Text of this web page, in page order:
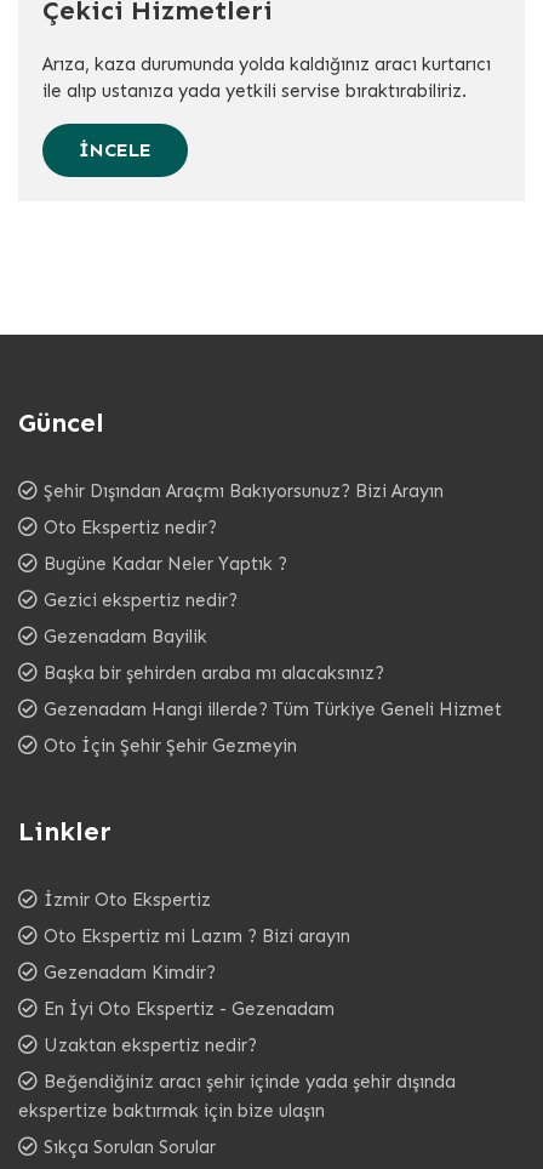
Çekici Hizmetleri
Arıza, kaza durumunda yolda kaldığınız aracı kurtarıcı
ile alıp ustanıza yada yetkili servise bıraktırabiliriz.
İNCELE
Güncel
Şehir Dışından Araçmı Bakıyorsunuz? Bizi Arayın
Oto Ekspertiz nedir?
Bugüne Kadar Neler Yaptık ?
Gezici ekspertiz nedir?
Gezenadam Bayilik
Başka bir şehirden araba mı alacaksınız?
Gezenadam Hangi illerde? Tüm Türkiye Geneli Hizmet
Oto İçin Şehir Şehir Gezmeyin
Linkler
İzmir Oto Ekspertiz
Oto Ekspertiz mi Lazım ? Bizi arayın
Gezenadam Kimdir?
En İyi Oto Ekspertiz - Gezenadam
Uzaktan ekspertiz nedir?
Beğendiğiniz aracı şehir içinde yada şehir dışında
ekspertize baktırmak için bize ulaşın
Sıkça Sorulan Sorular